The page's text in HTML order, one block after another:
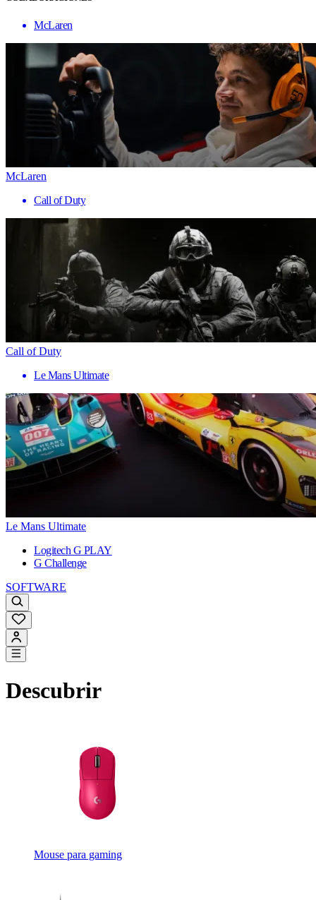
McLaren
McLaren
Call of Duty
Call of Duty
Le Mans Ultimate
Le Mans Ultimate
Logitech G PLAY
G Challenge
SOFTWARE
Descubrir
Mouse para gaming